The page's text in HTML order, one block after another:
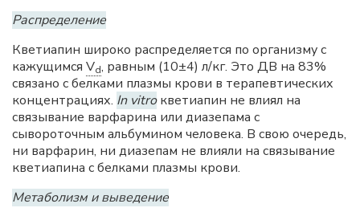
Распределение
Кветиапин широко распределяется по организму с
кажущимся Vd, равным (10±4) л/кг. Это ДВ на 83%
связано с белками плазмы крови в терапевтических
концентрациях. In vitroкветиапин не влиял на
связывание варфарина или диазепама с
сывороточным альбумином человека. В свою очередь,
ни варфарин, ни диазепам не влияли на связывание
кветиапина с белками плазмы крови.
Метаболизм и выведение